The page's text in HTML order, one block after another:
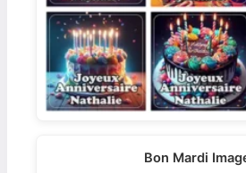
Bon Mardi